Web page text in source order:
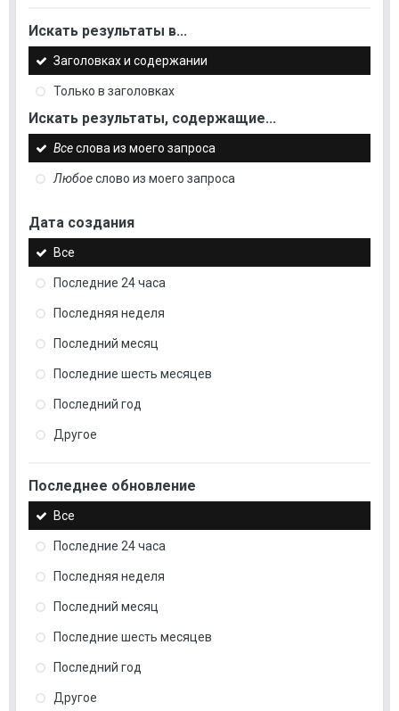
Искать результаты в...
Заголовках и содержании
Только в заголовках
Искать результаты, содержащие...
Всеслова из моего запроса
Любоеслово из моего запроса
Дата создания
Все
Последние 24 часа
Последняя неделя
Последний месяц
Последние шесть месяцев
Последний год
Другое
Последнее обновление
Все
Последние 24 часа
Последняя неделя
Последний месяц
Последние шесть месяцев
Последний год
Другое